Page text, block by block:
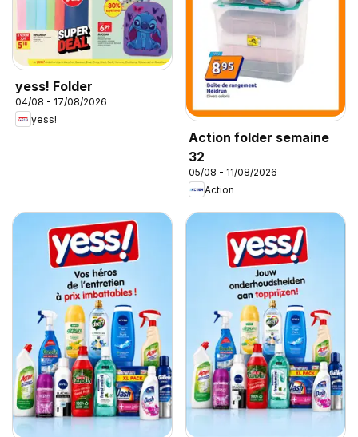
yess! Folder
04/08 - 17/08/2026
yess!
Action folder semaine
32
05/08 - 11/08/2026
Action